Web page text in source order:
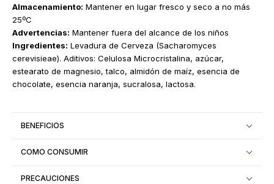
Almacenamiento: Mantener en lugar fresco y seco a no más
25ºC
Advertencias: Mantener fuera del alcance de los niños
Ingredientes: Levadura de Cerveza (Sacharomyces
cerevisieae). Aditivos: Celulosa Microcristalina, azúcar,
estearato de magnesio, talco, almidón de maíz, esencia de
chocolate, esencia naranja, sucralosa, lactosa.
BENEFICIOS
COMO CONSUMIR
PRECAUCIONES